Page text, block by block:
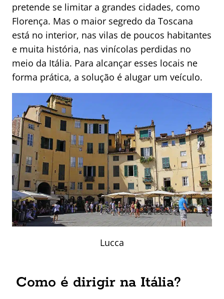
pretende se limitar a grandes cidades, como
Florença. Mas o maior segredo da Toscana
está no interior, nas vilas de poucos habitantes
e muita história, nas vinícolas perdidas no
meio da Itália. Para alcançar esses locais ne
forma prática, a solução é alugar um veículo.
Lucca
Como é dirigir na Itália?